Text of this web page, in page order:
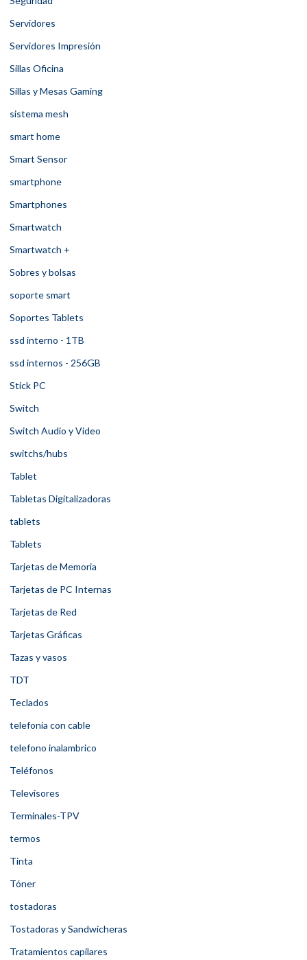
Servidores
Servidores Impresión
Sillas Oficina
Sillas y Mesas Gaming
sistema mesh
smart home
Smart Sensor
smartphone
Smartphones
Smartwatch
Smartwatch +
Sobres y bolsas
soporte smart
Soportes Tablets
ssd interno - 1TB
ssd internos - 256GB
Stick PC
Switch
Switch Audio y Video
switchs/hubs
Tablet
Tabletas Digitalizadoras
tablets
Tablets
Tarjetas de Memoria
Tarjetas de PC Internas
Tarjetas de Red
Tarjetas Gráficas
Tazas y vasos
TDT
Teclados
telefonia con cable
telefono inalambrico
Teléfonos
Televisores
Terminales-TPV
termos
Tinta
Tóner
tostadoras
Tostadoras y Sandwicheras
Tratamientos capilares